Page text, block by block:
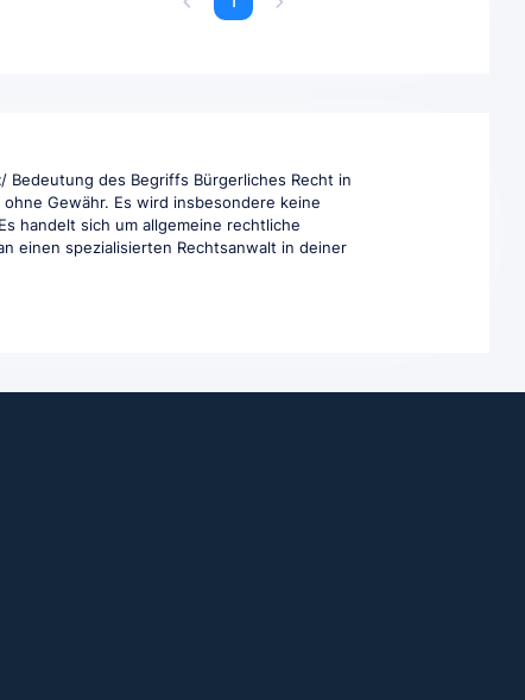
/ Bedeutung des Begriffs Bürgerliches Recht in
Gewähr. Es wird insbesondere keine
handelt sich um allgemeine rechtliche
einen spezialisierten Rechtsanwalt in deiner